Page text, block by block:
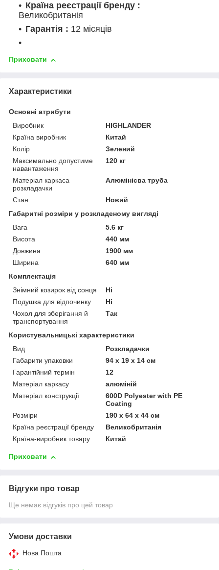
Країна реєстрації бренду :
Великобританія
Гарантія : 12 місяців
Приховати
Характеристики
Основні атрибути
Виробник
HIGHLANDER
Країна виробник
Китай
Колір
Зелений
Максимально допустиме
навантаження
120 кг
Матеріал каркаса
розкладачки
Алюмінієва труба
Стан
Новий
Габаритні розміри у розкладеному вигляді
Вага
5.6 кг
Висота
440 мм
Довжина
1900 мм
Ширина
640 мм
Комплектація
Знімний козирок від сонця
Ні
Подушка для відпочинку
Ні
Чохол для зберігання й
транспортування
Так
Користувальницькі характеристики
Вид
Розкладачки
Габарити упаковки
94 х 19 х 14 см
Гарантійний термін
12
Матеріал каркасу
алюміній
Матеріал конструкції
600D Polyester with PE
Coating
Розміри
190 х 64 х 44 см
Країна реєстрації бренду
Великобританія
Країна-виробник товару
Китай
Приховати
Відгуки про товар
Ще немає відгуків про цей товар
Умови доставки
Нова Пошта